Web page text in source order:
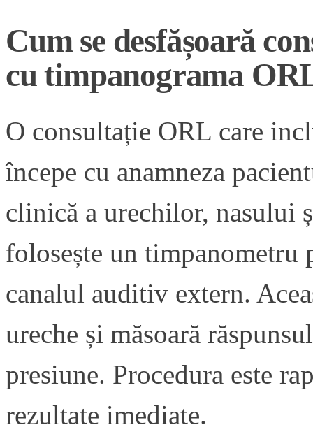
Cum se desfășoară
cu timpanograma
O consultație ORL care
începe cu anamneza
clinică a urechilor, nasului
folosește un timpanometru
canalul auditiv extern.
ureche și măsoară
presiune. Procedura este
rezultate imediate.